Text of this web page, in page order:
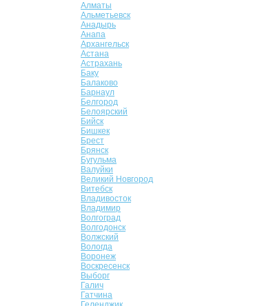
Алматы
Альметьевск
Анадырь
Анапа
Архангельск
Астана
Астрахань
Баку
Балаково
Барнаул
Белгород
Белоярский
Бийск
Бишкек
Брест
Брянск
Бугульма
Валуйки
Великий Новгород
Витебск
Владивосток
Владимир
Волгоград
Волгодонск
Волжский
Вологда
Воронеж
Воскресенск
Выборг
Галич
Гатчина